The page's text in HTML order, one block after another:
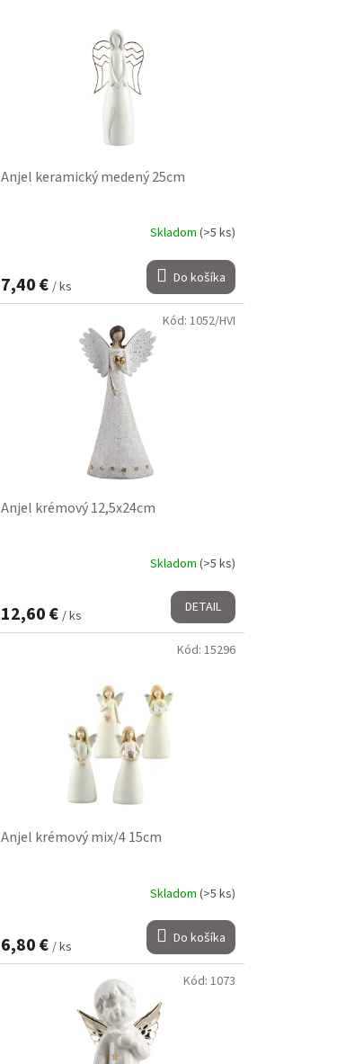
Anjel keramický medený 25cm
Skladom (>5 ks)
7,40 € / ks Do košíka
Anjel krémový 12,5x24cm
Skladom (>5 ks)
12,60 € / ks DETAIL
Kód: 1052/HVI
Anjel krémový mix/4 15cm
Skladom (>5 ks)
6,80 € / ks Do košíka
Kód: 15296
Kód: 1073